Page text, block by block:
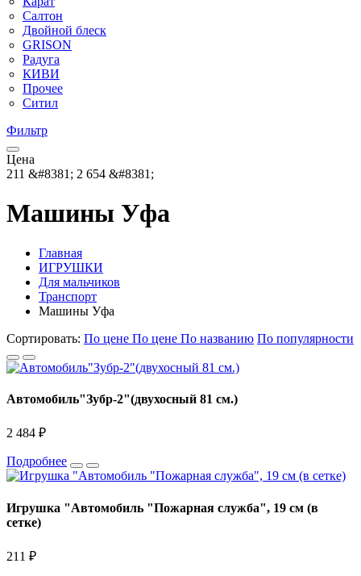
Салтон
Двойной блеск
GRISON
Радуга
КИВИ
Прочее
Ситил
Фильтр
Цена
211 &#8381; 2 654 &#8381;
Машины Уфа
Главная
ИГРУШКИ
Для мальчиков
Транспорт
Машины Уфа
Сортировать: По цене По цене По названию По популярности
Автомобиль"Зубр-2"(двухосный 81 см.)
2 484 ₽
Подробнее
Игрушка "Автомобиль "Пожарная служба", 19 см (в
сетке)
211 ₽